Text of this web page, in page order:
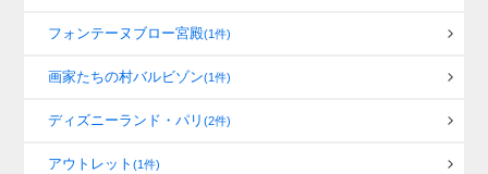
フォンテーヌブロー宮殿(1件)
画家たちの村バルビゾン(1件)
ディズニーランド・パリ(2件)
アウトレット(1件)